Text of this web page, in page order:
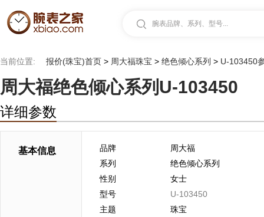
腕表品牌、系列、型号...
当前位置: 报价(珠宝)首页 > 周大福珠宝 > 绝色倾心系列 > U-103450
周大福绝色倾心系列U-103450
详细参数
基本信息 品牌
周大福
系列
绝色倾心系列
性别
女士
型号
U-103450
主题
珠宝